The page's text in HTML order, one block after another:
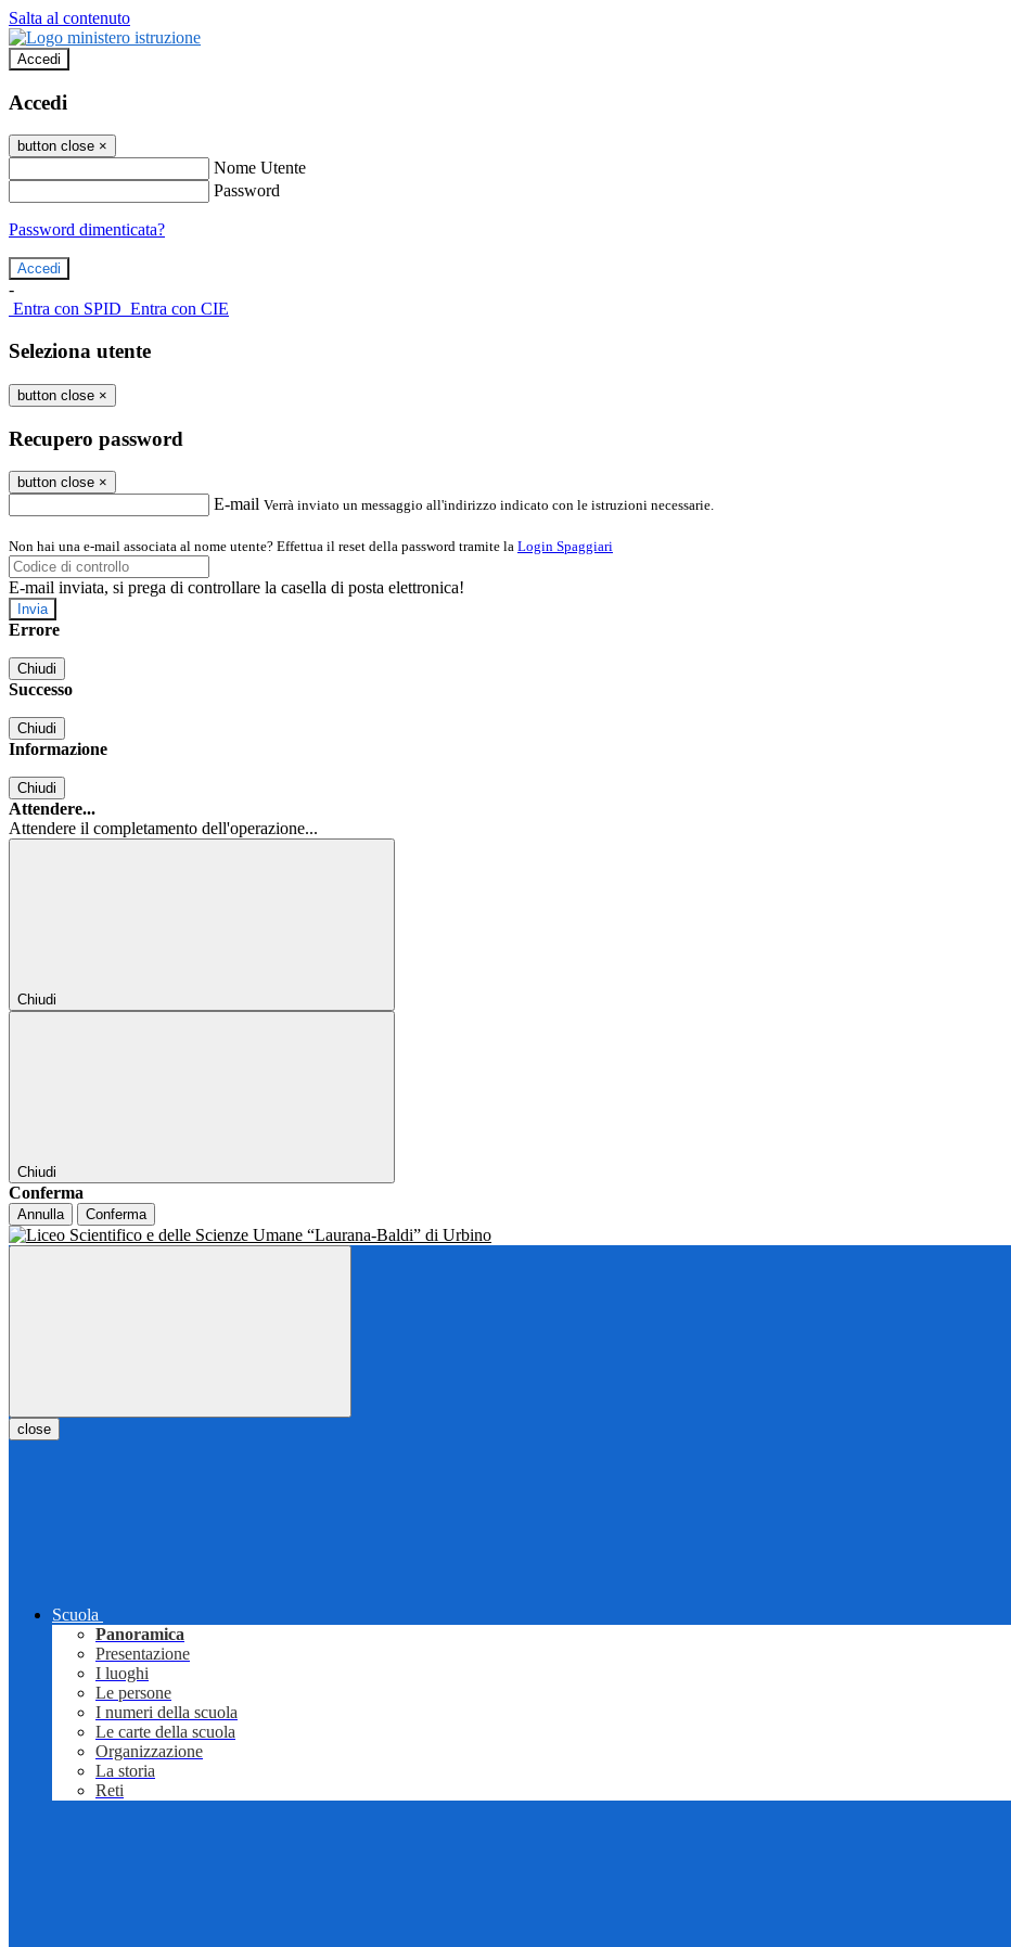
Salta al contenuto
Accedi
Accedi
button close ×
Nome Utente
Password
Password dimenticata?
-
Entra con SPID Entra con CIE
Seleziona utente
button close ×
Recupero password
button close ×
E-mail Verrà inviato un messaggio all'indirizzo indicato con le istruzioni necessarie.
Non hai una e-mail associata al nome utente? Effettua il reset della password tramite la Login Spaggiari
E-mail inviata, si prega di controllare la casella di posta elettronica!
Errore
Chiudi
Successo
Chiudi
Informazione
Chiudi
Attendere...
Attendere il completamento dell'operazione...
Chiudi
Chiudi
Conferma
Annulla Conferma
close
Scuola
Panoramica
Presentazione
I luoghi
Le persone
I numeri della scuola
Le carte della scuola
Organizzazione
La storia
Reti